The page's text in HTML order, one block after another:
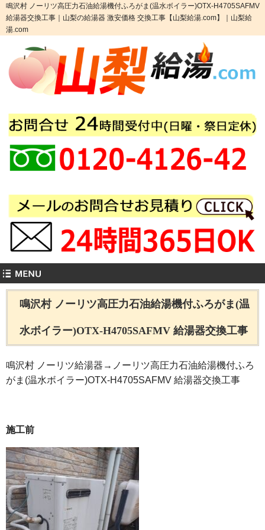
鳴沢村 ノーリツ高圧力石油給湯機付ふろがま(温水ボイラー)OTX-H4705SAFMV
給湯器交換工事｜山梨の給湯器 激安価格 交換工事【山梨給湯.com】｜山梨給
湯.com
鳴沢村 ノーリツ高圧力石油給湯機付ふろがま(温
水ボイラー)OTX-H4705SAFMV 給湯器交換工事
鳴沢村 ノーリツ給湯器→ノーリツ高圧力石油給湯機付ふろ
がま(温水ボイラー)OTX-H4705SAFMV 給湯器交換工事
施工前